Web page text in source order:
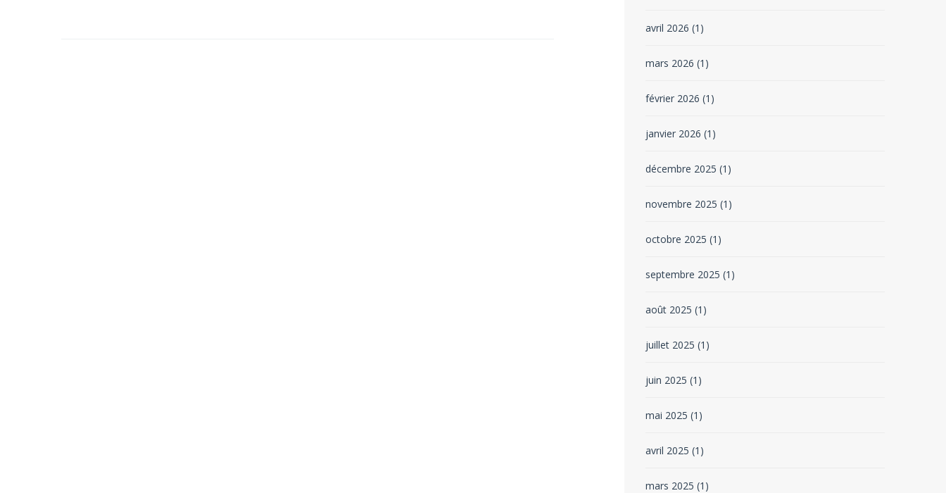
avril 2026 (1)
mars 2026 (1)
février 2026 (1)
janvier 2026 (1)
décembre 2025 (1)
novembre 2025 (1)
octobre 2025 (1)
septembre 2025 (1)
août 2025 (1)
juillet 2025 (1)
juin 2025 (1)
mai 2025 (1)
avril 2025 (1)
mars 2025 (1)